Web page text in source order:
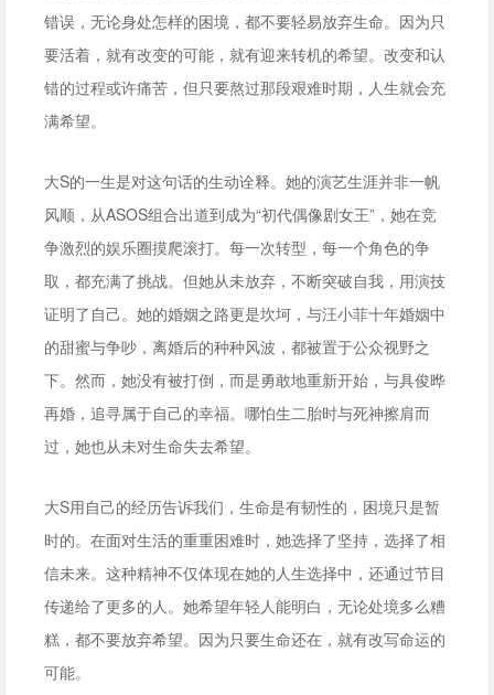
错误，无论身处怎样的困境，都不要轻易放弃生命。因为只
要活着，就有改变的可能，就有迎来转机的希望。改变和认
错的过程或许痛苦，但只要熬过那段艰难时期，人生就会充
满希望。
大S的一生是对这句话的生动诠释。她的演艺生涯并非一帆
风顺，从ASOS组合出道到成为“初代偶像剧女王”，她在竞
争激烈的娱乐圈摸爬滚打。每一次转型，每一个角色的争
取，都充满了挑战。但她从未放弃，不断突破自我，用演技
证明了自己。她的婚姻之路更是坎坷，与汪小菲十年婚姻中
的甜蜜与争吵，离婚后的种种风波，都被置于公众视野之
下。然而，她没有被打倒，而是勇敢地重新开始，与具俊晔
再婚，追寻属于自己的幸福。哪怕生二胎时与死神擦肩而
过，她也从未对生命失去希望。
大S用自己的经历告诉我们，生命是有韧性的，困境只是暂
时的。在面对生活的重重困难时，她选择了坚持，选择了相
信未来。这种精神不仅体现在她的人生选择中，还通过节目
传递给了更多的人。她希望年轻人能明白，无论处境多么糟
糕，都不要放弃希望。因为只要生命还在，就有改写命运的
可能。